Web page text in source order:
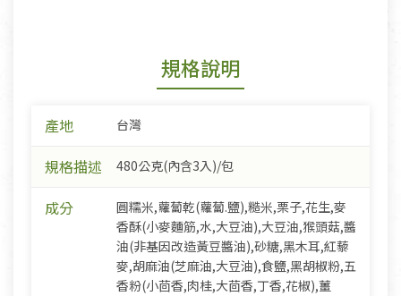
規格說明
產地 台灣
規格描述 480公克(內含3入)/包
成分
圓糯米,蘿蔔乾(蘿蔔.鹽),糙米,栗子,花生,麥
香酥(小麥麵筋,水,大豆油),大豆油,猴頭菇,醬
油(非基因改造黃豆醬油),砂糖,黑木耳,紅藜
麥,胡麻油(芝麻油,大豆油),食鹽,黑胡椒粉,五
香粉(小茴香,肉桂,大茴香,丁香,花椒),薑